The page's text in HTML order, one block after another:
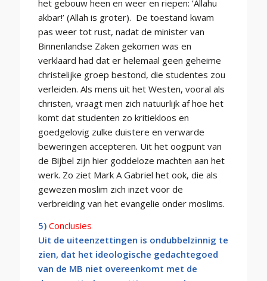
het gebouw heen en weer en riepen: ’Allahu
akbar!’ (Allah is groter). De toestand kwam
pas weer tot rust, nadat de minister van
Binnenlandse Zaken gekomen was en
verklaard had dat er helemaal geen geheime
christelijke groep bestond, die studentes zou
verleiden. Als mens uit het Westen, vooral als
christen, vraagt men zich natuurlijk af hoe het
komt dat studenten zo kritiekloos en
goedgelovig zulke duistere en verwarde
beweringen accepteren. Uit het oogpunt van
de Bijbel zijn hier goddeloze machten aan het
werk. Zo ziet Mark A Gabriel het ook, die als
gewezen moslim zich inzet voor de
verbreiding van het evangelie onder moslims.
5) Conclusies
Uit de uiteenzettingen is ondubbelzinnig te
zien, dat het ideologische gedachtegoed
van de MB niet overeenkomt met de